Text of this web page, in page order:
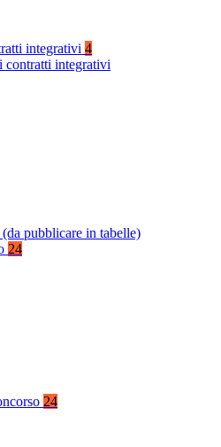
integrativi 4
contratti integrativi
pubblicare in tabelle)
24
24